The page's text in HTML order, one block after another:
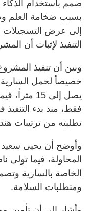
صمم باستخدام الذكاء
بسبب ضخامة العلم
إلى عرض التسجيلات
التنفيذ لإثبات أن
وبين أن تنفيذ
يصل إلى 15
تطلبته من ترتيبات
وأوضح أن يحيى سعيد
المحاولة، فيما تولى
الخاصة بالسارية
ومتطلبات السلامة.